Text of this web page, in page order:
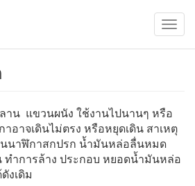
น แขวนผนัง ใช้งานไปนานๆ หรือ
อาจเดินไม่ตรง หรือหยุดเดิน สาเหตุ
นาฬิกาสกปรก น้ำมันหล่อลื่นหมด
ำการล้าง ประกอบ หยอดน้ำมันหล่อ
งเดิม